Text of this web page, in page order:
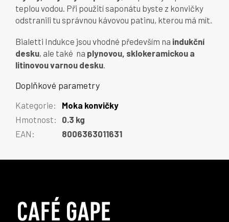
teplou vodou. Při použití saponátu byste z konvičky
odstranili tu správnou kávovou patinu, kterou má mít.
Bialetti Indukce jsou vhodné především na indukční
desku, ale také na plynovou, sklokeramickou a
litinovou varnou desku.
Doplňkové parametry
Kategorie:
Moka konvičky
Hmotnost:
0.3 kg
EAN : 8006363011631